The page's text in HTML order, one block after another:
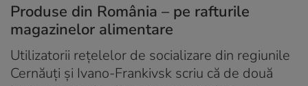
Produse din România – pe rafturile
magazinelor alimentare
Utilizatorii rețelelor de socializare din regiunile
Cernăuți și Ivano-Frankivsk scriu că de două